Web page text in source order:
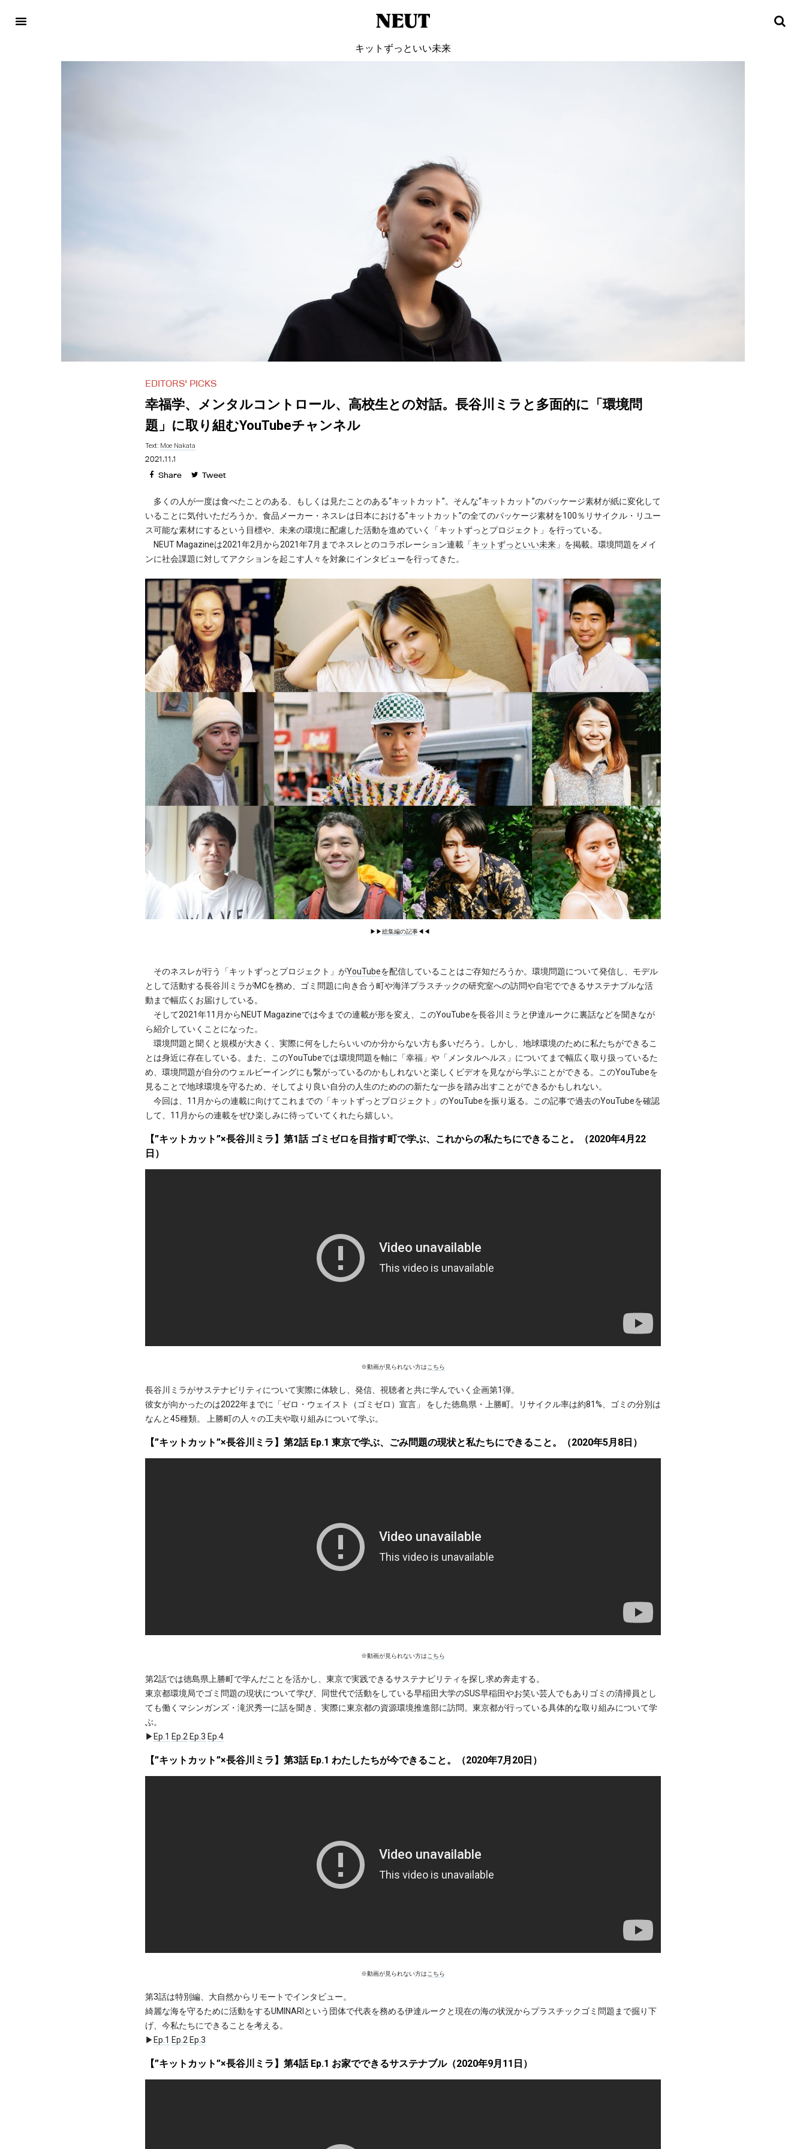
キットずっといい未来
EDITORS' PICKS
幸福学、メンタルコントロール、高校生との対話。長谷川ミラと多面的に「環境問
題」に取り組むYouTubeチャンネル
Text: Moe Nakata
2021.11.1
Share Tweet
多くの人が一度は食べたことのある、もしくは見たことのある“キットカット”。そんな“キットカット”のパッケージ素材が紙に変化して
いることに気付いただろうか。食品メーカー・ネスレは日本における”キットカット”の全てのパッケージ素材を100％リサイクル・リユー
ス可能な素材にするという目標や、未来の環境に配慮した活動を進めていく「キットずっとプロジェクト」を行っている。
NEUT Magazineは2021年2月から2021年7月までネスレとのコラボレーション連載「キットずっといい未来 」を掲載。環境問題をメイ
ンに社会課題に対してアクションを起こす人々を対象にインタビューを行ってきた。
▶︎▶︎総集編の記事◀︎◀︎
そのネスレが行う「キットずっとプロジェクト」がYouTubeを配信していることはご存知だろうか。環境問題について発信し、モデル
として活動する長谷川ミラがMCを務め、ゴミ問題に向き合う町や海洋プラスチックの研究室への訪問や自宅でできるサステナブルな活
動まで幅広くお届けしている。
そして2021年11月からNEUT Magazineでは今までの連載が形を変え、このYouTubeを長谷川ミラと伊達ルークに裏話などを聞きなが
ら紹介していくことになった。
環境問題と聞くと規模が大きく、実際に何をしたらいいのか分からない方も多いだろう。しかし、地球環境のために私たちができるこ
とは身近に存在している。また、このYouTubeでは環境問題を軸に「幸福」や「メンタルヘルス」についてまで幅広く取り扱っているた
め、環境問題が自分のウェルビーイングにも繋がっているのかもしれないと楽しくビデオを見ながら学ぶことができる。このYouTubeを
見ることで地球環境を守るため、そしてより良い自分の人生のためのの新たな一歩を踏み出すことができるかもしれない。
今回は、11月からの連載に向けてこれまでの「キットずっとプロジェクト」のYouTubeを振り返る。この記事で過去のYouTubeを確認
して、11月からの連載をぜひ楽しみに待っていてくれたら嬉しい。
【”キットカット”×長谷川ミラ】第1話 ゴミゼロを目指す町で学ぶ、これからの私たちにできること。（2020年4月22
日）
※動画が見られない方は こちら
長谷川ミラがサステナビリティについて実際に体験し、発信、視聴者と共に学んでいく企画第1弾。
彼女が向かったのは2022年までに「ゼロ・ウェイスト（ゴミゼロ）宣言」 をした徳島県・上勝町。リサイクル率は約81%、ゴミの分別は
なんと45種類。 上勝町の人々の工夫や取り組みについて学ぶ。
【”キットカット”×長谷川ミラ】第2話 Ep.1 東京で学ぶ、ごみ問題の現状と私たちにできること。（2020年5月8日）
※動画が見られない方は こちら
第2話では徳島県上勝町で学んだことを活かし、東京で実践できるサステナビリティを探し求め奔走する。
東京都環境局でゴミ問題の現状について学び、同世代で活動をしている早稲田大学のSUS早稲田やお笑い芸人でもありゴミの清掃員とし
ても働くマシンガンズ・滝沢秀一に話を聞き、実際に東京都の資源環境推進部に訪問。東京都が行っている具体的な取り組みについて学
ぶ。
▶︎ Ep.1 Ep.2 Ep.3 Ep.4
【”キットカット”×長谷川ミラ】第3話 Ep.1 わたしたちが今できること。（2020年7月20日）
※動画が見られない方は こちら
第3話は特別編、大自然からリモートでインタビュー。
綺麗な海を守るために活動をするUMINARIという団体で代表を務める伊達ルークと現在の海の状況からプラスチックゴミ問題まで掘り下
げ、今私たちにできることを考える。
▶︎ Ep.1 Ep.2 Ep.3
【”キットカット”×長谷川ミラ】第4話 Ep.1 お家でできるサステナブル（2020年9月11日）